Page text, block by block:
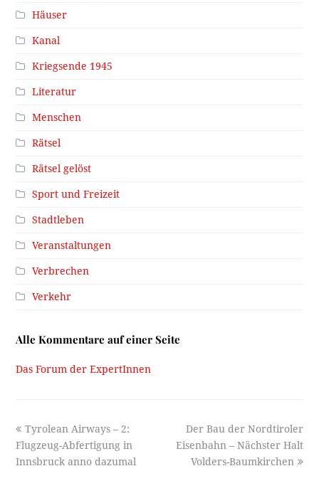
Häuser
Kanal
Kriegsende 1945
Literatur
Menschen
Rätsel
Rätsel gelöst
Sport und Freizeit
Stadtleben
Veranstaltungen
Verbrechen
Verkehr
Alle Kommentare auf einer Seite
Das Forum der ExpertInnen
previous
post:
Tyrolean Airways – 2:
Flugzeug-Abfertigung in
Innsbruck anno dazumal
next
post:
Der Bau der Nordtiroler
Eisenbahn – Nächster Halt
Volders-Baumkirchen